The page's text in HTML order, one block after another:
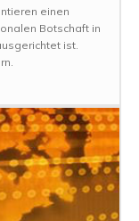
einen
Botschaft in
ist.